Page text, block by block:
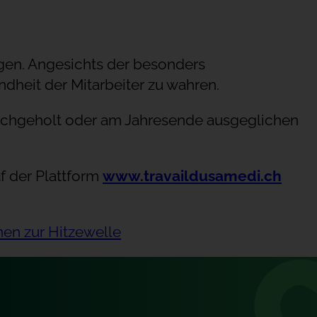
Angesichts der besonders
der Mitarbeiter zu wahren.
oder am Jahresende ausgeglichen
der Plattform www.travaildusamedi.ch
zur Hitzewelle